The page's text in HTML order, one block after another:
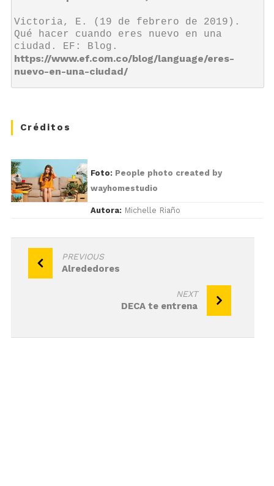
Victoria, E. (19 de febrero de 2019).
Qué hacer cuando eres nuevo en una
https://www.ef.com.co/blog/language/eres-
nuevo-en-una-ciudad/
Créditos
Foto: People photo created by
wayhomestudio
Autora:Michelle Riaño
Navegación
de
PREVIOUS
Alrededores
NEXT
DECA te entrena